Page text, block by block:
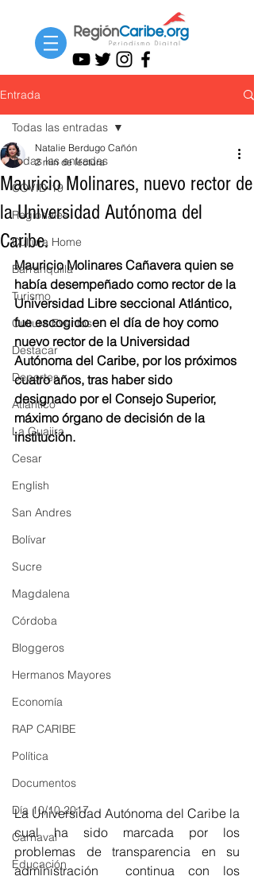
Entrada
Todas las entradas
COVID-19
Regionales
Cultura Home
Barranquilla
Turismo
Cultura Eventos
Destacar
Deportes
Atlántico
La Guajira
Cesar
English
San Andres
Bolívar
Sucre
Magdalena
Córdoba
Bloggeros
Hermanos Mayores
Economía
RAP CARIBE
Política
Documentos
Día 10/10 2017
Carnaval
Educación
Todas las entradas
Mauricio Molinares, nuevo rector de
la Universidad Autónoma del
Caribe.
Natalie Berdugo Cañón
2 min de lectura
Mauricio Molinares Cañavera quien se
había desempeñado como rector de la
Universidad Libre seccional Atlántico,
fue escogido en el día de hoy como
nuevo rector de la Universidad
Autónoma del Caribe, por los próximos
cuatro años, tras haber sido
designado por el Consejo Superior,
máximo órgano de decisión de la
institución.
La Universidad Autónoma del Caribe la
cual ha sido marcada por los
problemas de transparencia en su
administración  continua con los